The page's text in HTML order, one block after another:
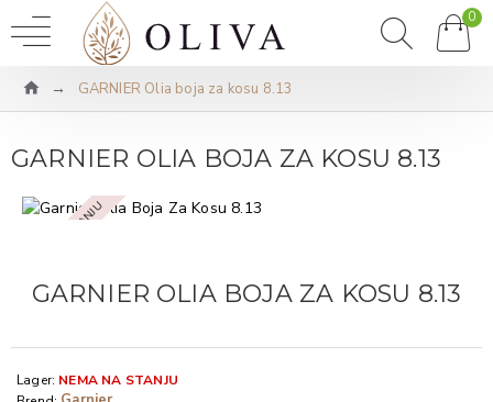
0
GARNIER Olia boja za kosu 8.13
GARNIER OLIA BOJA ZA KOSU 8.13
NEMA NA STANJU
GARNIER OLIA BOJA ZA KOSU 8.13
Lager: NEMA NA STANJU